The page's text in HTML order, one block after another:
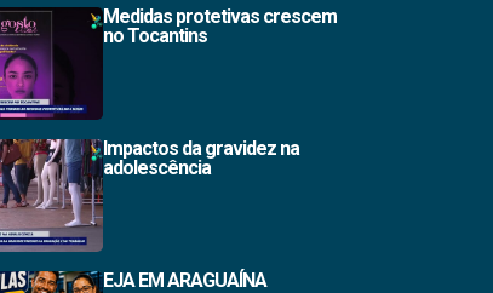
Medidas protetivas crescem
no Tocantins
Impactos da gravidez na
adolescência
EJA EM ARAGUAÍNA